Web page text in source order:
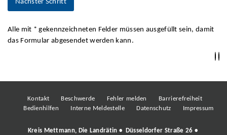
Alle mit * gekennzeichneten Felder müssen ausgefüllt sein, damit
das Formular abgesendet werden kann.
Kontakt Beschwerde Fehler melden
Barrierefreiheit
Bedienhilfen
Interne Meldestelle Datenschutz Impressum
Kreis Mettmann, Die Landrätin • Düsseldorfer Straße 26 •